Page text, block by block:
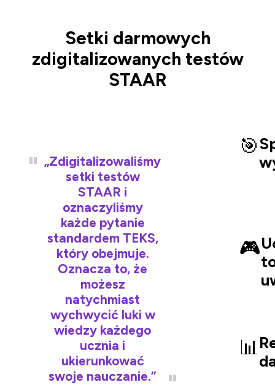
Setki darmowych
zdigitalizowanych testów
STAAR
„Zdigitalizowaliśmy
setki testów
STAAR i
oznaczyliśmy
każde pytanie
standardem TEKS,
który obejmuje.
Oznacza to, że
możesz
natychmiast
wychwycić luki w
wiedzy każdego
ucznia i
ukierunkować
swoje nauczanie.”
🎯
🎮
📊